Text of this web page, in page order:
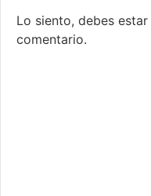
Lo siento, debes estar
comentario.